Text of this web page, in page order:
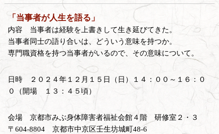
「当事者が人生を語る」
内容 当事者は経験を上書きして生き延びてきた。
当事者同士の語り合いは、どういう意味を持つか。
専門職資格を持つ当事者がいるので、その意味について。
日時 ２０２４年１２月１５日（日）１４：００～１６：０
０（開場 １３：４５頃）
会場 京都市みぶ身体障害者福祉会館４階 研修室２・３
〒604-8804 京都市中京区壬生坊城町48-6